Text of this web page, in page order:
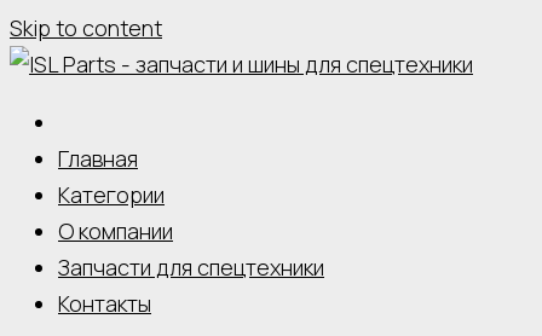
Skip to content
Главная
Категории
О компании
Запчасти для спецтехники
Контакты